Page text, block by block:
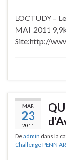
LOCTUDY –
MAI 2011
Site:http://
MAR
23
2011
Deadmin dans la
Challenge PENN